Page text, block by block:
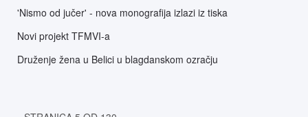
'Nismo od jučer' - nova monografija izlazi iz tiska
Novi projekt TFMVI-a
Druženje žena u Belici u blagdanskom ozračju